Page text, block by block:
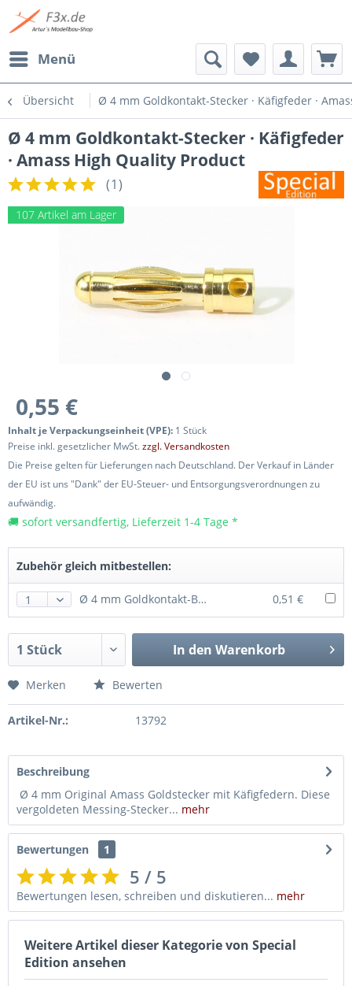
Menü
Übersicht Ø 4 mm Goldkontakt-Stecker · Käfigfeder ·
Ø 4 mm Goldkontakt-Stecker · Käfigfeder
· Amass High Quality Product
(1)
107 Artikel am Lager
0,55 €
Inhalt je Verpackungseinheit (VPE): 1 Stück
Preise inkl. gesetzlicher MwSt.zzgl. Versandkosten
Die Preise gelten für Lieferungen nach Deutschland. Der Verkauf in Länder
der EU ist uns "Dank" der EU-Steuer- und Entsorgungsverordnungen zu
aufwändig.
🚚 sofort versandfertig, Lieferzeit 1-4 Tage *
Zubehör gleich mitbestellen:
Ø 4 mm Goldkontakt-Buchse · Amass High Quality Product 0,51 €
In den Warenkorb
Merken Bewerten
Artikel-Nr.: 13792
Beschreibung
Ø 4 mm Original Amass Goldstecker mit Käfigfedern. Diese
vergoldeten Messing-Stecker... mehr
Bewertungen 1
5 / 5
Bewertungen lesen, schreiben und diskutieren... mehr
Weitere Artikel dieser Kategorie von Special
Edition ansehen